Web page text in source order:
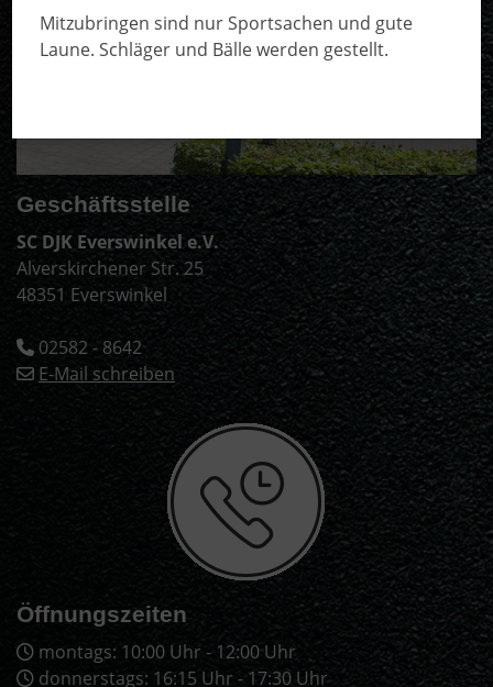
Geschäftsstelle
SC DJK Everswinkel e.V.
Alverskirchener Str. 25
48351 Everswinkel
02582 - 8642
E-Mail schreiben
Öffnungszeiten
montags: 10:00 Uhr - 12:00 Uhr
donnerstags: 16:15 Uhr - 17:30 Uhr
Mitzubringen sind nur Sportsachen und gute
Laune. Schläger und Bälle werden gestellt.